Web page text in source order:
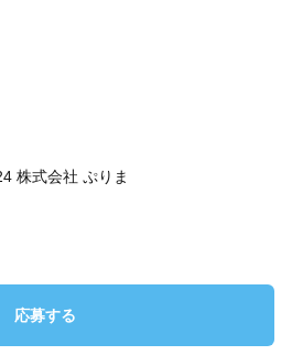
応募する
株式会社 ぷりま